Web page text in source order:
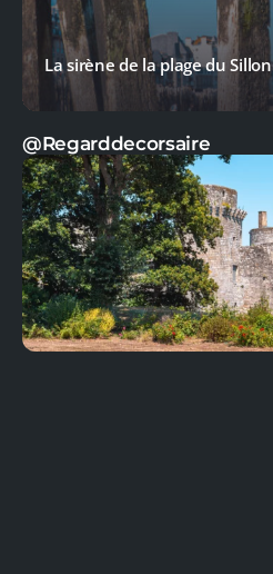
La sirène de la plage du Sillon
@Regarddecorsaire